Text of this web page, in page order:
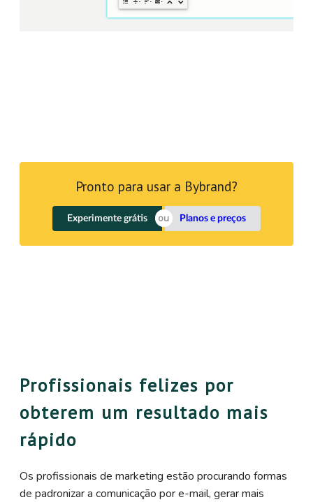
Pronto para usar a Bybrand?
Experimente grátis Planos e preços
Profissionais felizes por
obterem um resultado mais
rápido
Os profissionais de marketing estão procurando formas
de padronizar a comunicação por e-mail, gerar mais